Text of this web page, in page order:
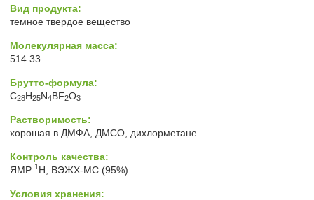
Вид продукта:
темное твердое вещество
Молекулярная масса:
514.33
Брутто-формула:
C28H25N4BF2O3
Растворимость:
хорошая в ДМФА, ДМСО, дихлорметане
Контроль качества:
ЯМР 1 H, ВЭЖХ-МС (95%)
Условия хранения: